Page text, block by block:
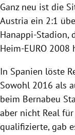
Ganz neu ist die
Austria ein 2:1
Hanappi-Stadion,
Heim-EURO 2008
In Spanien löste
Sowohl 2016 als
beim Bernabeu
aber nicht Real
qualifizierte, gab